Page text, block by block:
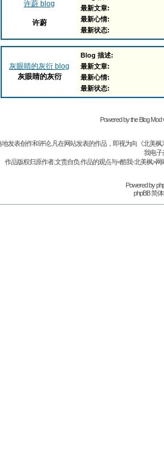
许蔚 blog
许蔚
最新文章:
最新心情:
最新状态:
灰眼睛的灰衍 blog
灰眼睛的灰衍
Blog 描述:
最新文章:
最新心情:
最新状态:
Powered by the Blog
发表创作和评论.凡在网站发表的作品，即视为向《北美
我电子
作品版权归原作者.文责自负.作品的观点与<酷我-北美枫>
Powered by
phpBB 简